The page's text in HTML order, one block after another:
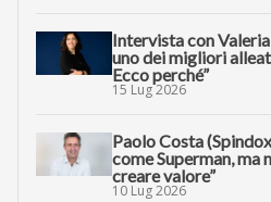
Intervista con Valeria
uno dei migliori
Ecco perché”
15 Lug 2026
Paolo Costa
come Superman, ma
creare valore”
10 Lug 2026